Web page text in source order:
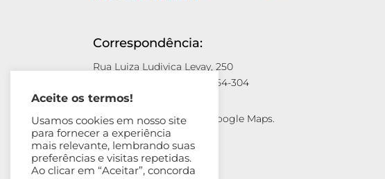
Correspondência:
Rua Luiza Ludivica Levay, 250
São Manuel/SP – CEP: 18654-304
Acesse a localização no Google Maps.
Clique aqui!
Aceite os termos!
Usamos cookies em nosso site
para fornecer a experiência
mais relevante, lembrando suas
preferências e visitas repetidas.
Ao clicar em “Aceitar”, concorda